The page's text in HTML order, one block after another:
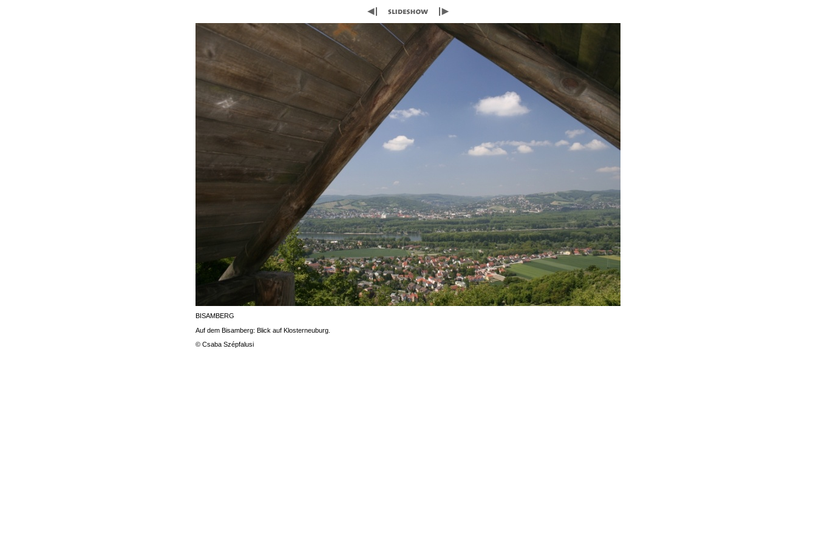
BISAMBERG
Auf dem Bisamberg: Blick auf Klosterneuburg.
© Csaba Szépfalusi